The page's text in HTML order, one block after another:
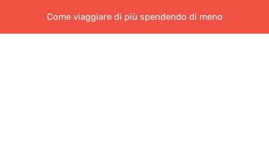
Come viaggiare di più spendendo di meno